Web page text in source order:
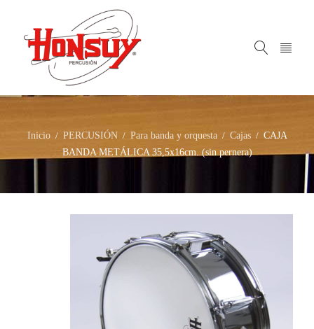
Inicio / PERCUSIÓN / Para banda y orquesta / Cajas / CAJA
BANDA METÁLICA 35,5x16cm. (sin pernera)